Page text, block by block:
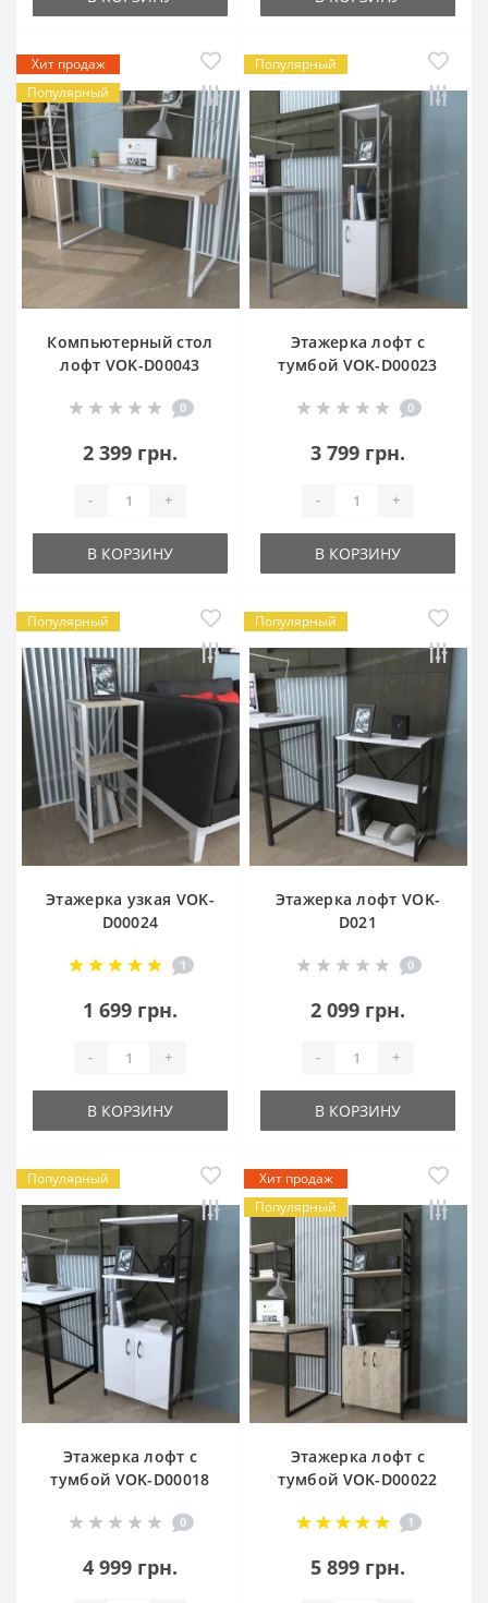
Хит продаж
Популярный
Компьютерный стол
лофт VOK-D00043
0
2 399 грн.
- +
В КОРЗИНУ
Популярный
Этажерка лофт с
тумбой VOK-D00023
0
3 799 грн.
- +
В КОРЗИНУ
Популярный
Этажерка узкая VOK-
D00024
1
1 699 грн.
- +
В КОРЗИНУ
Популярный
Этажерка лофт VOK-
D021
0
2 099 грн.
- +
В КОРЗИНУ
Популярный
Этажерка лофт с
тумбой VOK-D00018
0
4 999 грн.
Хит продаж
Популярный
Этажерка лофт с
тумбой VOK-D00022
1
5 899 грн.